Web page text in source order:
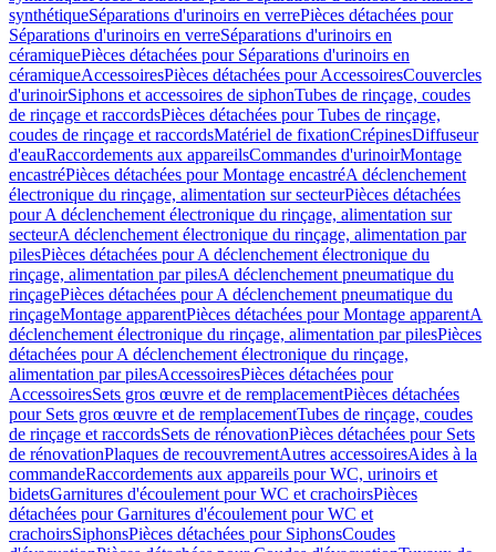
synthétiqueSéparations d'urinoirs en verrePièces détachées pour
Séparations d'urinoirs en verreSéparations d'urinoirs en
céramiquePièces détachées pour Séparations d'urinoirs en
céramiqueAccessoiresPièces détachées pour AccessoiresCouvercles
d'urinoirSiphons et accessoires de siphonTubes de rinçage, coudes
de rinçage et raccordsPièces détachées pour Tubes de rinçage,
coudes de rinçage et raccordsMatériel de fixationCrépinesDiffuseur
d'eauRaccordements aux appareilsCommandes d'urinoirMontage
encastréPièces détachées pour Montage encastréA déclenchement
électronique du rinçage, alimentation sur secteurPièces détachées
pour A déclenchement électronique du rinçage, alimentation sur
secteurA déclenchement électronique du rinçage, alimentation par
pilesPièces détachées pour A déclenchement électronique du
rinçage, alimentation par pilesA déclenchement pneumatique du
rinçagePièces détachées pour A déclenchement pneumatique du
rinçageMontage apparentPièces détachées pour Montage apparentA
déclenchement électronique du rinçage, alimentation par pilesPièces
détachées pour A déclenchement électronique du rinçage,
alimentation par pilesAccessoiresPièces détachées pour
AccessoiresSets gros œuvre et de remplacementPièces détachées
pour Sets gros œuvre et de remplacementTubes de rinçage, coudes
de rinçage et raccordsSets de rénovationPièces détachées pour Sets
de rénovationPlaques de recouvrementAutres accessoiresAides à la
commandeRaccordements aux appareils pour WC, urinoirs et
bidetsGarnitures d'écoulement pour WC et crachoirsPièces
détachées pour Garnitures d'écoulement pour WC et
crachoirsSiphonsPièces détachées pour SiphonsCoudes